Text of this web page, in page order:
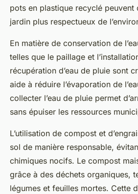
pots en plastique recyclé peuvent
jardin plus respectueux de
En matière de conservation de
telles que le paillage et
récupération d’eau de pluie sont
aide à réduire l’évaporation de
collecter l’eau de pluie permet
sans épuiser les ressources
L’utilisation de compost et
sol de manière responsable,
chimiques nocifs. Le compost
grâce à des déchets organiques,
légumes et feuilles mortes. Cette